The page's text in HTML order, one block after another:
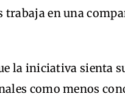
trabaja en una
la iniciativa sienta
como menos